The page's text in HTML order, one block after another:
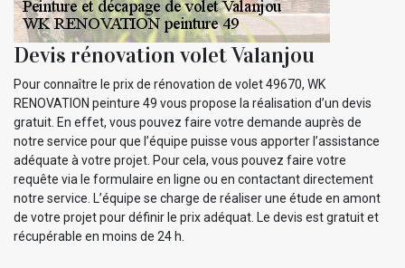
Devis rénovation volet Valanjou
Pour connaître le prix de rénovation de volet 49670, WK
RENOVATION peinture 49 vous propose la réalisation d’un devis
gratuit. En effet, vous pouvez faire votre demande auprès de
notre service pour que l’équipe puisse vous apporter l’assistance
adéquate à votre projet. Pour cela, vous pouvez faire votre
requête via le formulaire en ligne ou en contactant directement
notre service. L’équipe se charge de réaliser une étude en amont
de votre projet pour définir le prix adéquat. Le devis est gratuit et
récupérable en moins de 24 h.